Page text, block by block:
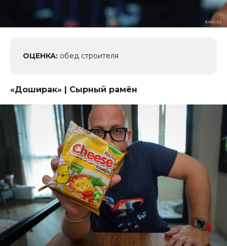
ОЦЕНКА: обед строителя
«Доширак» | Сырный рамён